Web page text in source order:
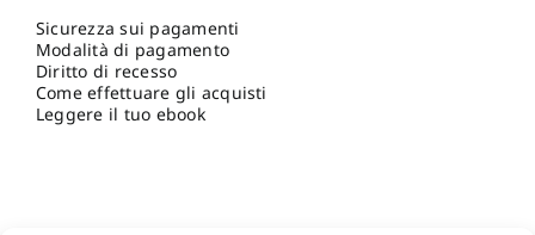
Sicurezza sui pagamenti
Modalità di pagamento
Diritto di recesso
Come effettuare gli acquisti
Leggere il tuo ebook